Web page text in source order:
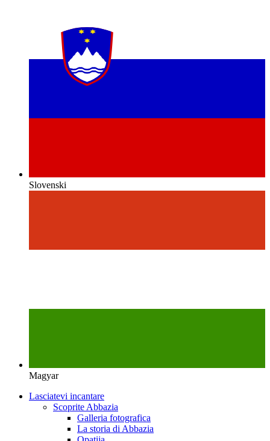
Slovenski
Magyar
Lasciatevi incantare
Scoprite Abbazia
Galleria fotografica
La storia di Abbazia